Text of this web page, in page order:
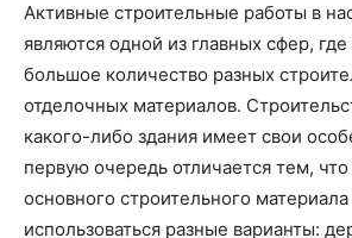
Активные строительные работы в
являются одной из главных сфер, где
большое количество разных
отделочных материалов.
какого-либо здания имеет свои
первую очередь отличается тем, что
основного строительного
использоваться разные варианты: